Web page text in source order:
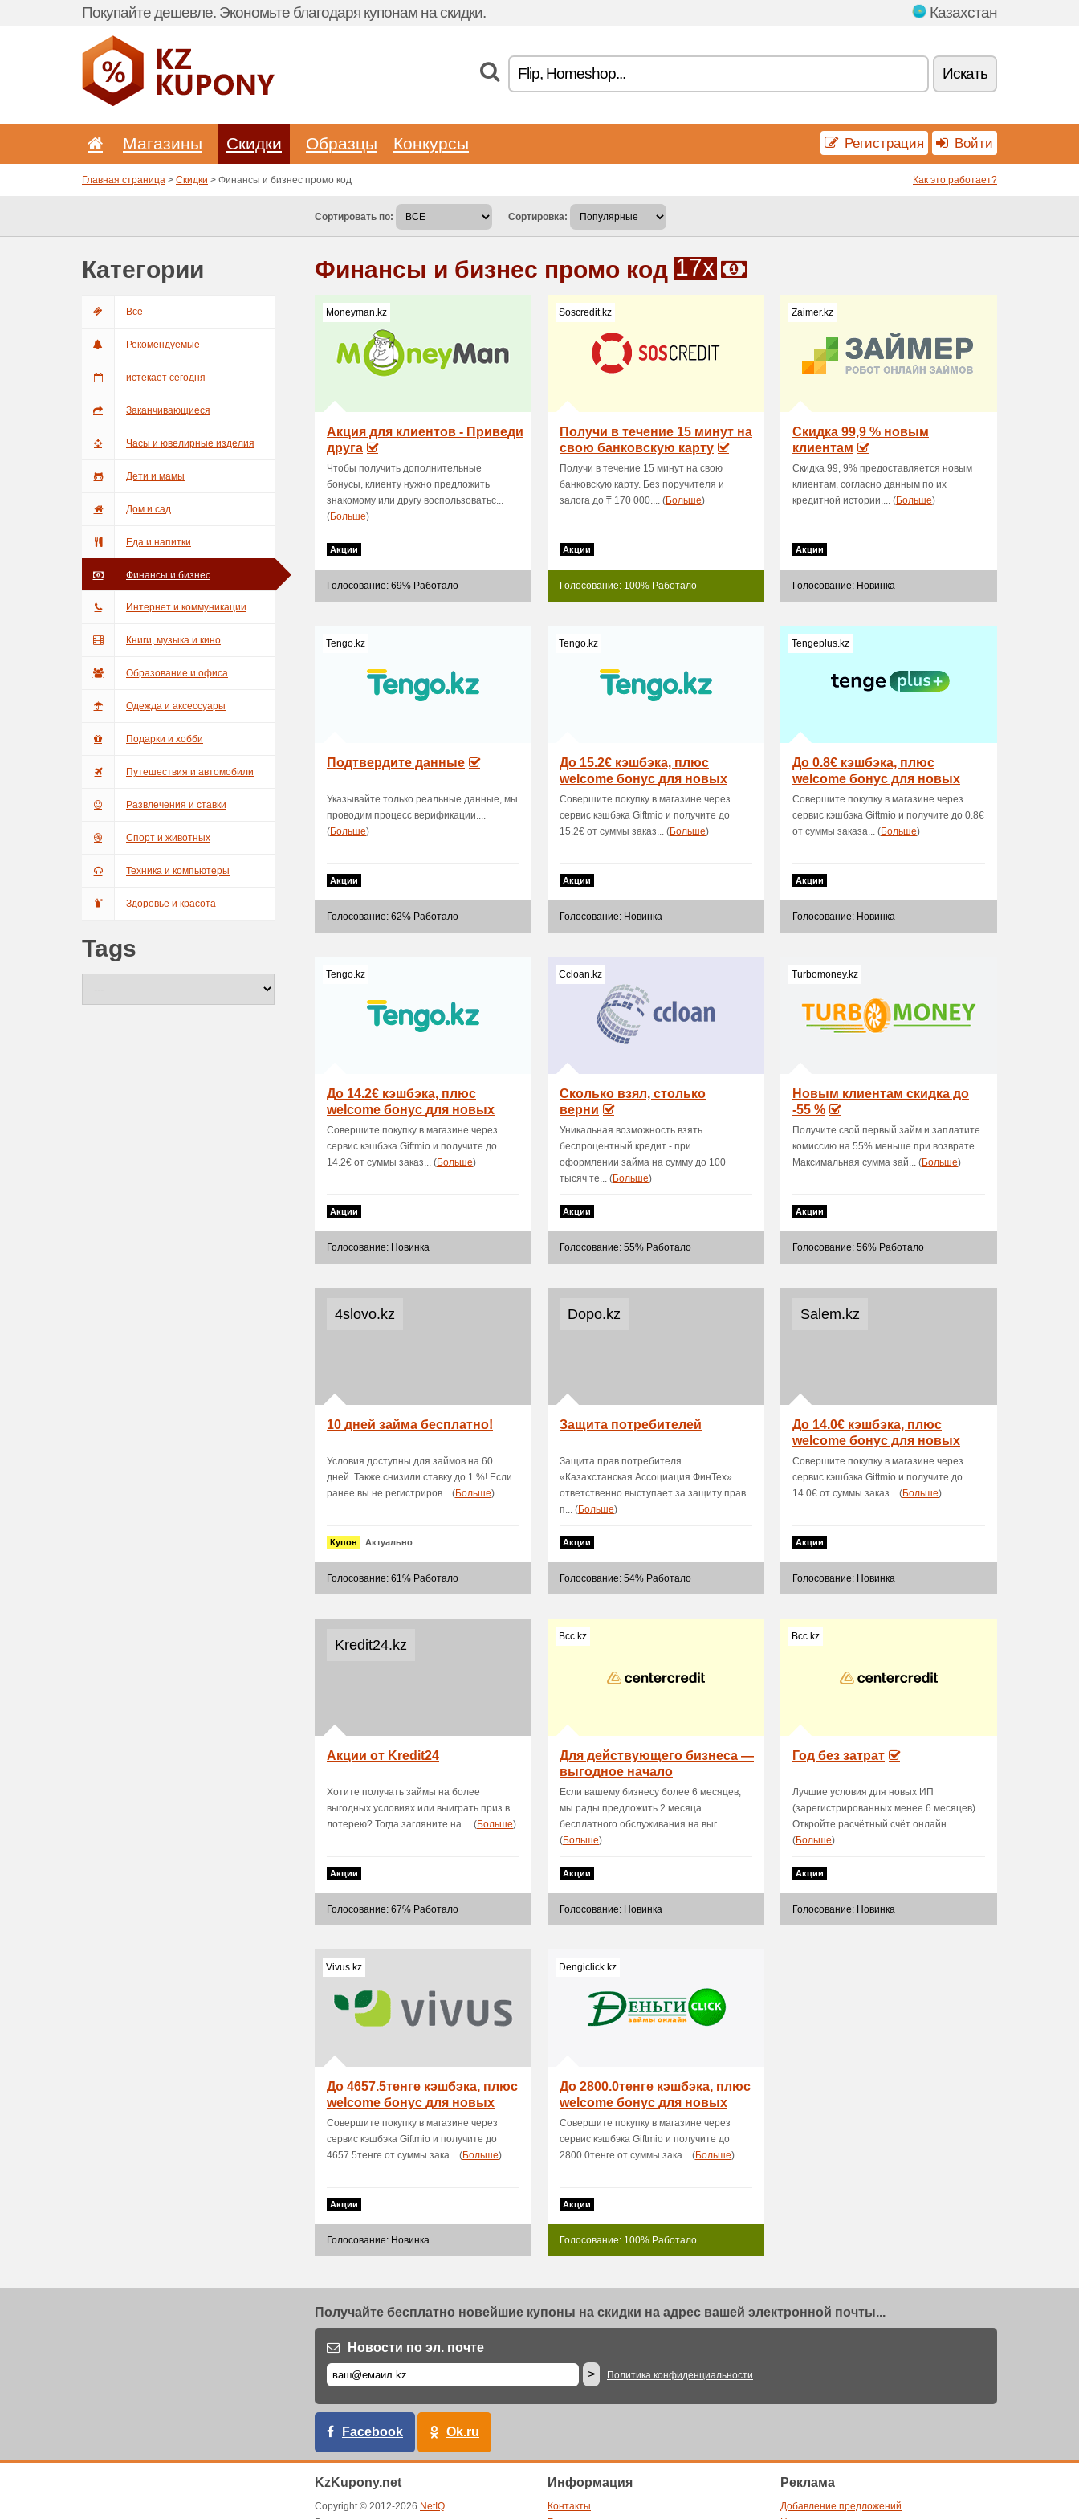
Покупайте дешевле. Экономьте благодаря купонам на скидки. Казахстан
Искать
Магазины Скидки Образцы Конкурсы Регистрация Войти
Главная страница > Скидки > Финансы и бизнес промо код Как это работает?
Сортировать по: Сортировка:
Категории
Все
Рекомендуемые
истекает сегодня
Заканчивающиеся
предложения
Часы и ювелирные изделия
Дети и мамы
Дом и сад
Еда и напитки
Финансы и бизнес
Интернет и коммуникации
Книги, музыка и кино
Образование и офиса
Одежда и аксессуары
Подарки и хобби
Путешествия и автомобили
Развлечения и ставки
Спорт и животных
Техника и компьютеры
Здоровье и красота
Tags
Финансы и бизнес промо код 17x
Moneyman.kz
Акция для клиентов - Приведи
друга
Чтобы получить дополнительные
бонусы, клиенту нужно предложить
знакомому или другу воспользоватьс...
(Больше)
Акции
Голосование: 69% Работало
Soscredit.kz
Получи в течение 15 минут на
свою банковскую карту
Получи в течение 15 минут на свою
банковскую карту. Без поручителя и
залога до ₸ 170 000.... (Больше)
Акции
Голосование: 100% Работало
Zaimer.kz
Скидка 99,9 % новым
клиентам
Скидка 99, 9% предоставляется новым
клиентам, согласно данным по их
кредитной истории.... (Больше)
Акции
Голосование: Новинка
Tengo.kz
Подтвердите данные
Указывайте только реальные данные, мы
проводим процесс верификации....
(Больше)
Акции
Голосование: 62% Работало
Tengo.kz
До 15.2€ кэшбэка, плюс
welcome бонус для новых
пользователей
Совершите покупку в магазине через
сервис кэшбэка Giftmio и получите до
15.2€ от суммы заказ... (Больше)
Акции
Голосование: Новинка
Tengeplus.kz
До 0.8€ кэшбэка, плюс
welcome бонус для новых
пользователей
Совершите покупку в магазине через
сервис кэшбэка Giftmio и получите до 0.8€
от суммы заказа... (Больше)
Акции
Голосование: Новинка
Tengo.kz
До 14.2€ кэшбэка, плюс
welcome бонус для новых
пользователей
Совершите покупку в магазине через
сервис кэшбэка Giftmio и получите до
14.2€ от суммы заказ... (Больше)
Акции
Голосование: Новинка
Ccloan.kz
Сколько взял, столько
верни
Уникальная возможность взять
беспроцентный кредит - при
оформлении займа на сумму до 100
тысяч те... (Больше)
Акции
Голосование: 55% Работало
Turbomoney.kz
Новым клиентам скидка до
-55 %
Получите свой первый займ и заплатите
комиссию на 55% меньше при возврате.
Максимальная сумма зай... (Больше)
Акции
Голосование: 56% Работало
4slovo.kz
10 дней займа бесплатно!
Условия доступны для займов на 60
дней. Также снизили ставку до 1 %! Если
ранее вы не регистриров... (Больше)
Купон Актуально
Голосование: 61% Работало
Dopo.kz
Защита потребителей
Защита прав потребителя
«Казахстанская Ассоциация ФинТех»
ответственно выступает за защиту прав
п... (Больше)
Акции
Голосование: 54% Работало
Salem.kz
До 14.0€ кэшбэка, плюс
welcome бонус для новых
пользователей
Совершите покупку в магазине через
сервис кэшбэка Giftmio и получите до
14.0€ от суммы заказ... (Больше)
Акции
Голосование: Новинка
Kredit24.kz
Акции от Kredit24
Хотите получать займы на более
выгодных условиях или выиграть приз в
лотерею? Тогда загляните на ... (Больше)
Акции
Голосование: 67% Работало
Bcc.kz
Для действующего бизнеса —
выгодное начало
сотрудничества
Если вашему бизнесу более 6 месяцев,
мы рады предложить 2 месяца
бесплатного обслуживания на выг...
(Больше)
Акции
Голосование: Новинка
Bcc.kz
Год без затрат
Лучшие условия для новых ИП
(зарегистрированных менее 6 месяцев).
Откройте расчётный счёт онлайн ...
(Больше)
Акции
Голосование: Новинка
Vivus.kz
До 4657.5тенге кэшбэка, плюс
welcome бонус для новых
пользователей
Совершите покупку в магазине через
сервис кэшбэка Giftmio и получите до
4657.5тенге от суммы зака... (Больше)
Акции
Голосование: Новинка
Dengiclick.kz
До 2800.0тенге кэшбэка, плюс
welcome бонус для новых
пользователей
Совершите покупку в магазине через
сервис кэшбэка Giftmio и получите до
2800.0тенге от суммы зака... (Больше)
Акции
Голосование: 100% Работало
Получайте бесплатно новейшие купоны на скидки на адрес вашей электронной почты...
Новости по эл. почте
>
Политика конфиденциальности
Facebook Ok.ru
KzKupony.net
Copyright © 2012-2026 NetIQ.
Информация
Контакты
Реклама
Добавление предложений